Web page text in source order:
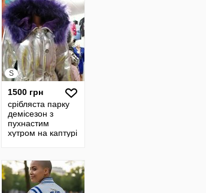
S
1500 грн
срібляста парку
демісезон з
пухнастим
хутром на каптурі